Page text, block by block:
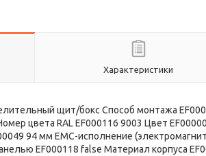
Характеристики
щит/бокс Способ монтажа
цвета RAL EF000116 9003 Цвет
94 мм EMC-исполнение
EF000118 false Материал корпуса